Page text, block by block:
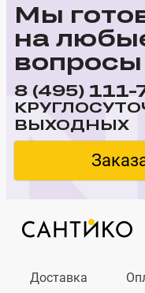
Мы
на
вопросы
8 (495) 111-
ВЫХОДНЫХ
Доставка